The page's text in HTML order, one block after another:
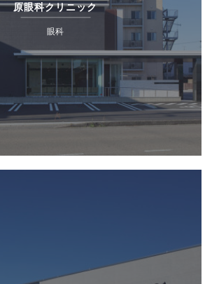
原眼科クリニック
眼科